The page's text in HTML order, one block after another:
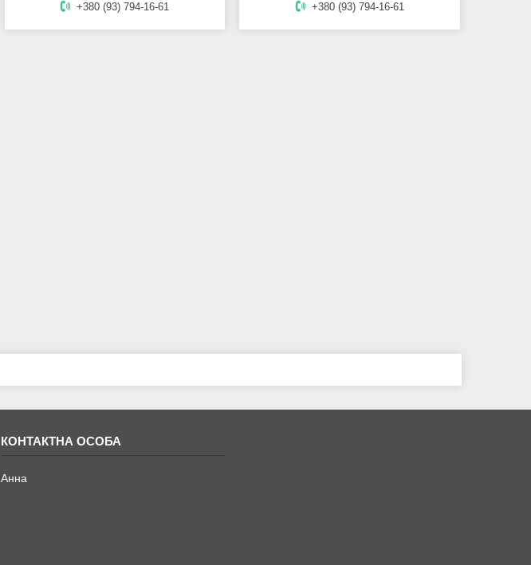
+380 (93) 794-16-61
+380 (93) 794-16-61
Анна